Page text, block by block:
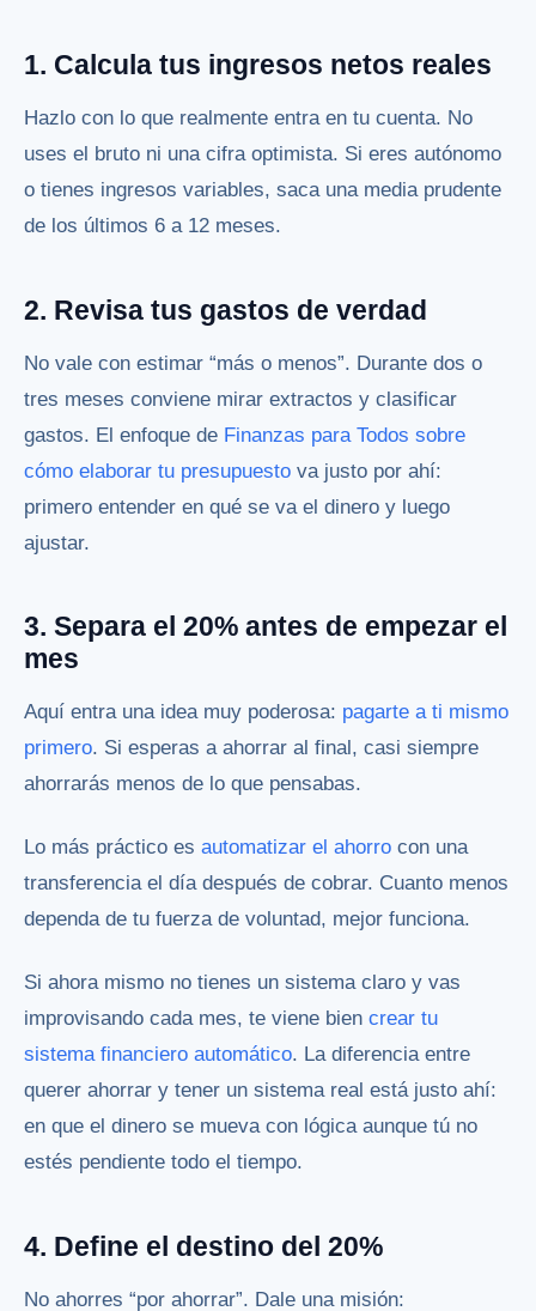
1. Calcula tus ingresos netos reales
Hazlo con lo que realmente entra en tu cuenta. No
uses el bruto ni una cifra optimista. Si eres autónomo
o tienes ingresos variables, saca una media prudente
de los últimos 6 a 12 meses.
2. Revisa tus gastos de verdad
No vale con estimar “más o menos”. Durante dos o
tres meses conviene mirar extractos y clasificar
gastos. El enfoque de Finanzas para Todos sobre
cómo elaborar tu presupuesto va justo por ahí:
primero entender en qué se va el dinero y luego
ajustar.
3. Separa el 20% antes de empezar el
mes
Aquí entra una idea muy poderosa: pagarte a ti mismo
primero. Si esperas a ahorrar al final, casi siempre
ahorrarás menos de lo que pensabas.
Lo más práctico es automatizar el ahorro con una
transferencia el día después de cobrar. Cuanto menos
dependa de tu fuerza de voluntad, mejor funciona.
Si ahora mismo no tienes un sistema claro y vas
improvisando cada mes, te viene bien crear tu
sistema financiero automático. La diferencia entre
querer ahorrar y tener un sistema real está justo ahí:
en que el dinero se mueva con lógica aunque tú no
estés pendiente todo el tiempo.
4. Define el destino del 20%
No ahorres “por ahorrar”. Dale una misión: